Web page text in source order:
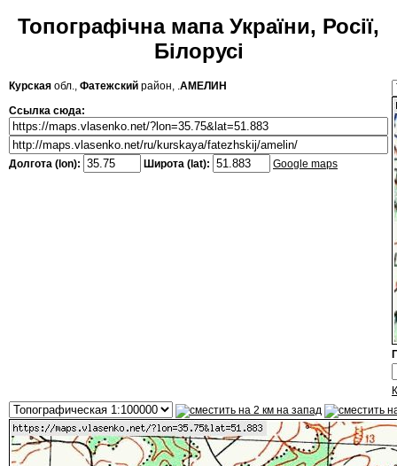
Топографічна мапа України, Росії,
Білорусі
Курская обл., Фатежский район, .АМЕЛИН
Ссылка сюда:
Долгота (lon): Широта (lat): Google maps